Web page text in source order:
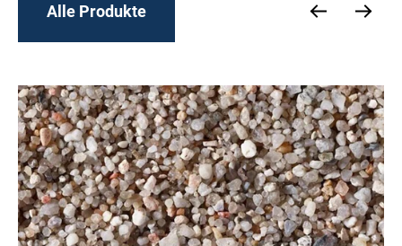
Alle Produkte